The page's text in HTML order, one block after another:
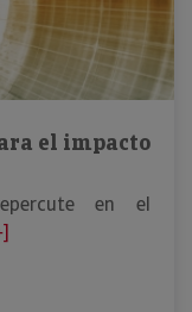
el impacto
en el